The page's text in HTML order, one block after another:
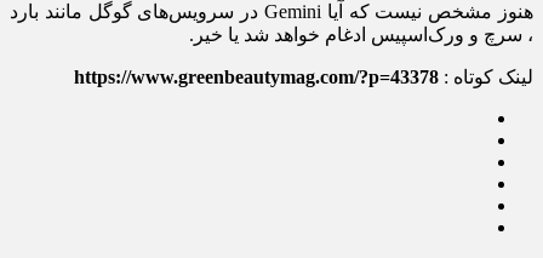
هنوز مشخص نیست که آیا Gemini در سرویس‌های گوگل مانند بارد
، سرچ و ورک‌اسپیس ادغام خواهد شد یا خیر.
لینک کوتاه : https://www.greenbeautymag.com/?p=43378